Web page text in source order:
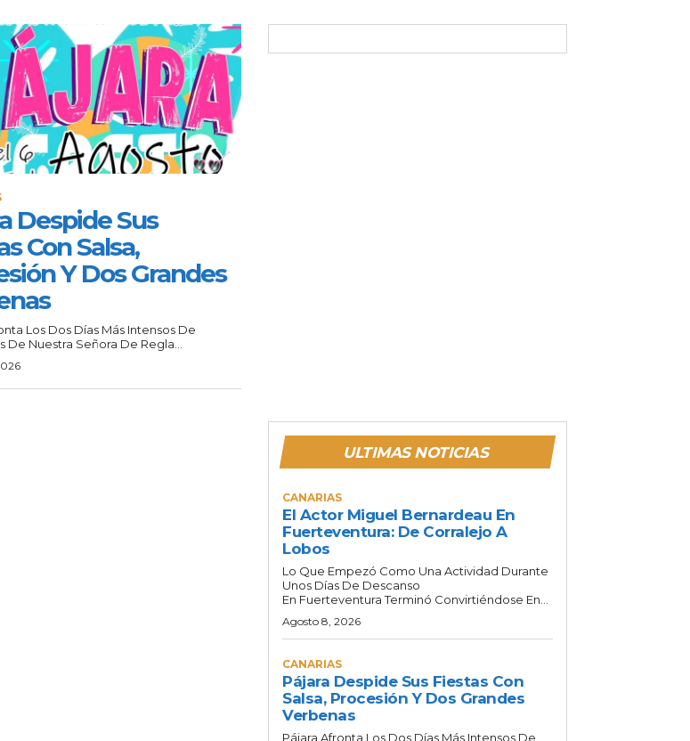
Despide Sus
Con Salsa,
Y Dos Grandes
Los Dos Días Más Intensos De
De Nuestra Señora De Regla...
ULTIMAS NOTICIAS
CANARIAS
El Actor Miguel Bernardeau En
Fuerteventura: De Corralejo A
Lobos
Lo Que Empezó Como Una Actividad Durante
Unos Días De Descanso
En Fuerteventura Terminó Convirtiéndose En...
Agosto 8, 2026
CANARIAS
Pájara Despide Sus Fiestas Con
Salsa, Procesión Y Dos Grandes
Verbenas
Pájara Afronta Los Dos Días Más Intensos De